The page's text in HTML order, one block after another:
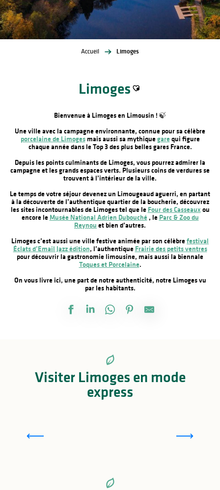
Accueil Limoges
Limoges
Bienvenue à Limoges en Limousin ! 🍃
Une ville avec la campagne environnante, connue pour sa célèbre
porcelaine de Limogesmais aussi sa mythiquegarequi figure
chaque année dans le Top 3 des plus belles gares France.
Depuis les points culminants de Limoges, vous pourrez admirer la
campagne et les grands espaces verts. Plusieurs coins de verdures se
trouvent à l’intérieur de la ville.
Le temps de votre séjour devenez un Limougeaud aguerri, en partant
à la découverte de l’authentique quartier de la boucherie, découvrez
les sites incontournables de Limoges tel que le Four des Casseaux ou
encore le Musée National Adrien Dubouché, le Parc & Zoo du
Reynou et bien d’autres.
Limoges c’est aussi une ville festive animée par son célèbrefestival
Éclats d’Email Jazz édition, l’authentique Frairie des petits ventres
pour découvrir la gastronomie limousine, mais aussi la biennale
Toques et Porcelaine.
On vous livre ici, une part de notre authenticité, notre Limoges vu
par les habitants.
Visiter Limoges en mode
express